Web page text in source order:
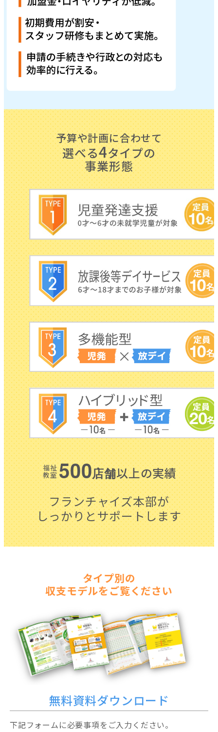
予算や計画に合わせて
選べる4タイプの
事業形態
福祉
教室 500店舗以上の実績
フランチャイズ本部が
しっかりとサポートします
タイプ別の
収支モデルをご覧ください
無料資料ダウンロード
下記フォームに必要事項をご入力ください。